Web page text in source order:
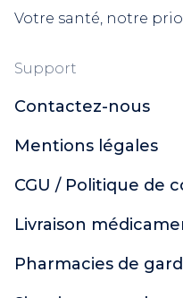
Votre santé, notre
Support
Contactez-nous
Mentions légales
CGU / Politique de
Livraison
Pharmacies de